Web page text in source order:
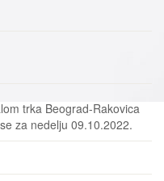
trka Beograd-Rakovica
za nedelju 09.10.2022.